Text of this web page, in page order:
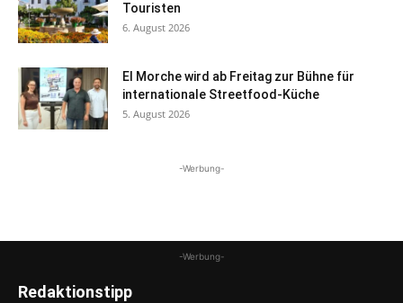
Touristen
6. August 2026
El Morche wird ab Freitag zur Bühne für
internationale Streetfood-Küche
5. August 2026
-Werbung-
-Werbung-
Redaktionstipp